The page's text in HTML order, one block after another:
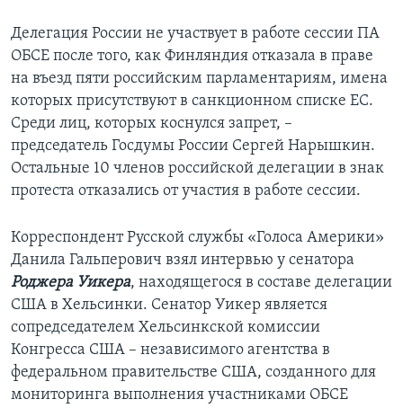
Делегация России не участвует в работе сессии ПА
ОБСЕ после того, как Финляндия отказала в праве
на въезд пяти российским парламентариям, имена
которых присутствуют в санкционном списке ЕС.
Среди лиц, которых коснулся запрет, –
председатель Госдумы России Сергей Нарышкин.
Остальные 10 членов российской делегации в знак
протеста отказались от участия в работе сессии.
Корреспондент Русской службы «Голоса Америки»
Данила Гальперович взял интервью у сенатора
Роджера Уикера, находящегося в составе делегации
США в Хельсинки. Сенатор Уикер является
сопредседателем Хельсинкской комиссии
Конгресса США – независимого агентства в
федеральном правительстве США, созданного для
мониторинга выполнения участниками ОБСЕ